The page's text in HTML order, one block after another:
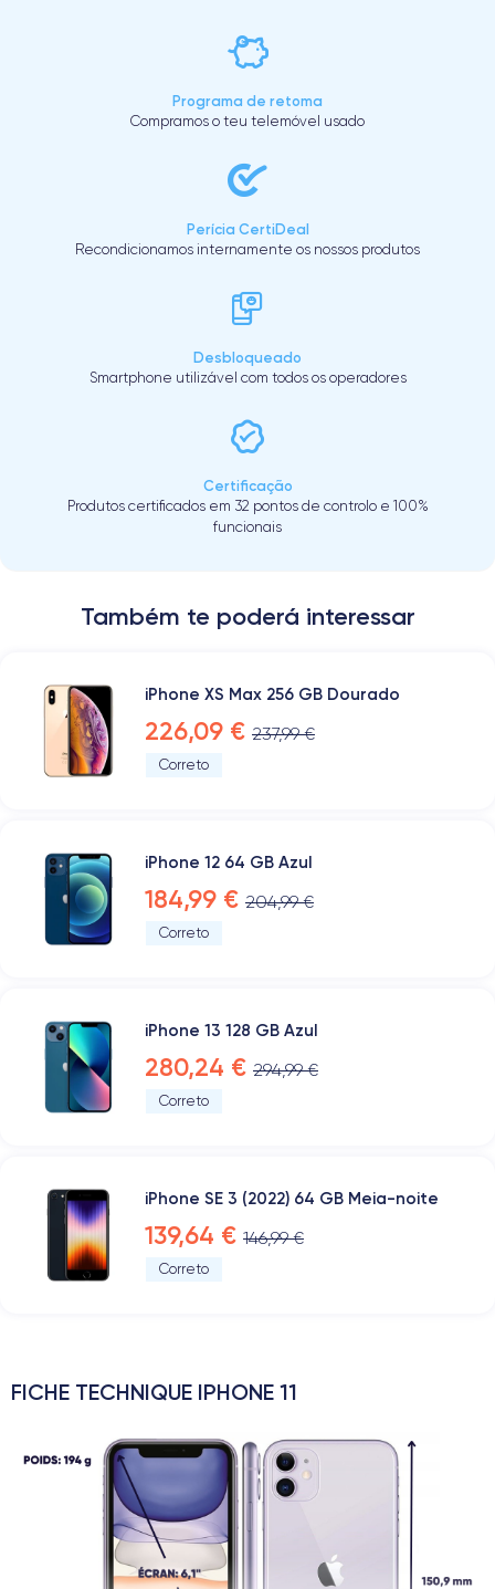
Programa de retoma
Compramos o teu telemóvel usado
Perícia CertiDeal
Recondicionamos internamente os nossos produtos
Desbloqueado
Smartphone utilizável com todos os operadores
Certificação
Produtos certificados em 32 pontos de controlo e 100%
funcionais
Também te poderá interessar
iPhone XS Max 256 GB Dourado
226,09 € 237,99 €
Correto
iPhone 12 64 GB Azul
184,99 € 204,99 €
Correto
iPhone 13 128 GB Azul
280,24 € 294,99 €
Correto
iPhone SE 3 (2022) 64 GB Meia-noite
139,64 € 146,99 €
Correto
FICHE TECHNIQUE IPHONE 11